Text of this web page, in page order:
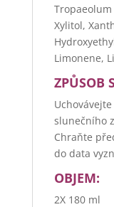
Tropaeolum
Xylitol,
Limonene,
ZPŮSOB
slunečního
Chraňte
do data
OBJEM:
2X 180 ml